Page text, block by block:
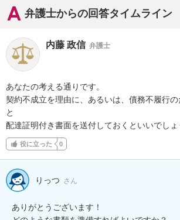
弁護士からの回答タイムライン
内藤 政信 弁護士
あなたの考える通りです。
契約不成立を理由に、あるいは、債務不履行
と
配達証明付き書面を送付しておくといいでしょ
役に立った 0
りっつ さん
ありがとうございます！